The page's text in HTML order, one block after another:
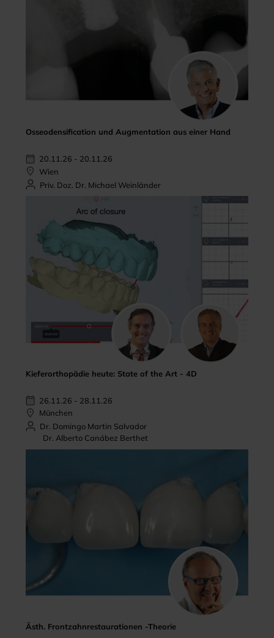
Osseodensification und Augmentation aus einer Hand
20.11.26 - 20.11.26
Wien
Priv. Doz. Dr. Michael Weinländer
Kieferorthopädie heute: State of the Art - 4D
26.11.26 - 28.11.26
München
Dr. Domingo Martin Salvador
Dr. Alberto Canábez Berthet
Ästh. Frontzahnrestaurationen -Theorie